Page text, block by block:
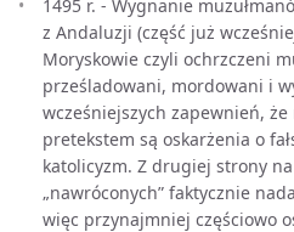
1495 r. - Wygnanie
z Andaluzji (część już
Moryskowie czyli ochrzczeni
prześladowani, mordowani i
wcześniejszych zapewnień,
pretekstem są oskarżenia o
katolicyzm. Z drugiej strony
„nawróconych” faktycznie
więc przynajmniej częściowo